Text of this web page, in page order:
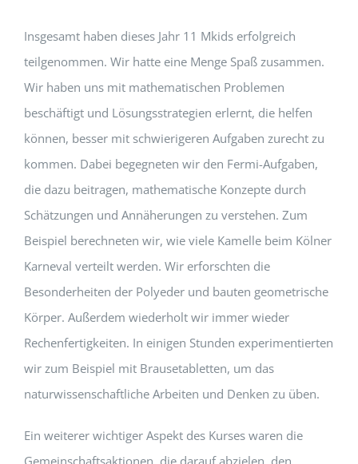
Insgesamt haben dieses Jahr 11 Mkids erfolgreich
teilgenommen. Wir hatte eine Menge Spaß zusammen.
Wir haben uns mit mathematischen Problemen
beschäftigt und Lösungsstrategien erlernt, die helfen
können, besser mit schwierigeren Aufgaben zurecht zu
kommen. Dabei begegneten wir den Fermi-Aufgaben,
die dazu beitragen, mathematische Konzepte durch
Schätzungen und Annäherungen zu verstehen. Zum
Beispiel berechneten wir, wie viele Kamelle beim Kölner
Karneval verteilt werden. Wir erforschten die
Besonderheiten der Polyeder und bauten geometrische
Körper. Außerdem wiederholt wir immer wieder
Rechenfertigkeiten. In einigen Stunden experimentierten
wir zum Beispiel mit Brausetabletten, um das
naturwissenschaftliche Arbeiten und Denken zu üben.
Ein weiterer wichtiger Aspekt des Kurses waren die
Gemeinschaftsaktionen, die darauf abzielen, den